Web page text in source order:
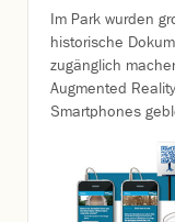
Im Park wurden
historische
zugänglich
Augmented
Smartphones